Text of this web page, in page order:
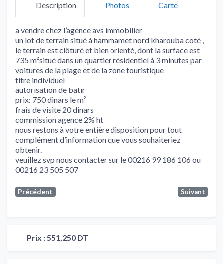
Description Photos Carte
a vendre chez l’agence avs immobilier
un lot de terrain situé à hammamet nord kharouba coté ,
le terrain est clôturé et bien orienté, dont la surface est
735 m²situé dans un quartier résidentiel à 3 minutes par
voitures de la plage et de la zone touristique
titre individuel
autorisation de batir
prix: 750 dinars le m²
frais de visite 20 dinars
commission agence 2% ht
nous restons à votre entière disposition pour tout
complément d’information que vous souhaiteriez
obtenir.
veuillez svp nous contacter sur le 00216 99 186 106 ou
00216 23 505 507
Précédent Suivant
Prix :551,250 DT